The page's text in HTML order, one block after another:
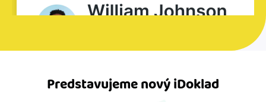
Predstavujeme nový iDoklad